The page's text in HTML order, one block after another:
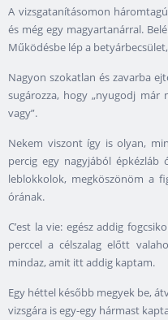
A vizsgatanításomon
és még egy magyartanárral.
Működésbe lép a
Nagyon szokatlan és zavarba
sugározza, hogy „nyugodj már
vagy”.
Nekem viszont így is olyan,
percig egy nagyjából
leblokkolok, megköszönöm a
órának.
C’est la vie: egész addig
perccel a célszalag előtt
mindaz, amit itt addig kaptam.
Egy héttel később megyek be,
vizsgára is egy-egy hármast